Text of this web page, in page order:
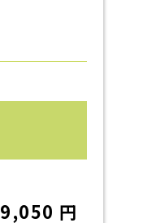
9,050 円